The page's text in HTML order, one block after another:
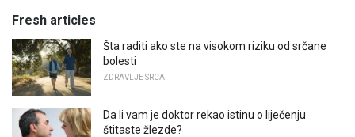
Fresh articles
Šta raditi ako ste na visokom riziku od srčane
bolesti
ZDRAVLJE SRCA
Da li vam je doktor rekao istinu o liječenju
štitaste žlezde?